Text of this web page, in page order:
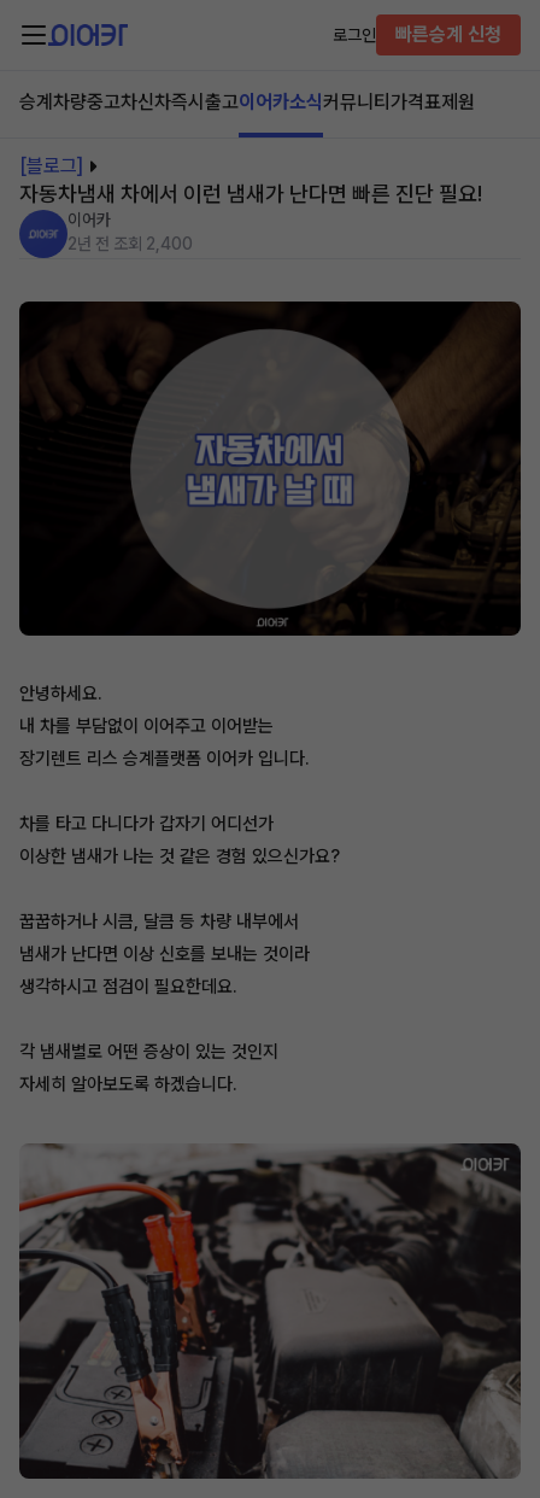
로그인 빠른승계 신청
승계차량중고차신차즉시출고이어카소식커뮤니티 가격표제원
[블로그]
자동차냄새 차에서 이런 냄새가 난다면 빠른 진단 필요!
이어카
2년 전 조회 2,400
안녕하세요.
내 차를 부담없이 이어주고 이어받는
장기렌트 리스 승계플랫폼 이어카 입니다.
차를 타고 다니다가 갑자기 어디선가
이상한 냄새가 나는 것 같은 경험 있으신가요?
꿉꿉하거나 시큼, 달큼 등 차량 내부에서
냄새가 난다면 이상 신호를 보내는 것이라
생각하시고 점검이 필요한데요.
각 냄새별로 어떤 증상이 있는 것인지
자세히 알아보도록 하겠습니다.